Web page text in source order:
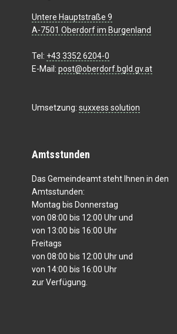
Untere Hauptstraße 9
A-7501 Oberdorf im Burgenland
Tel: +43 3352 6204-0
E-Mail: post@oberdorf.bgld.gv.at
Umsetzung: suxxess solution
Amtsstunden
Das Gemeindeamt steht Ihnen in den
Amtsstunden:
Montag bis Donnerstag
von 08:00 bis 12:00 Uhr und
von 13:00 bis 16:00 Uhr
Freitags
von 08:00 bis 12:00 Uhr und
von 14:00 bis 16:00 Uhr
zur Verfügung.